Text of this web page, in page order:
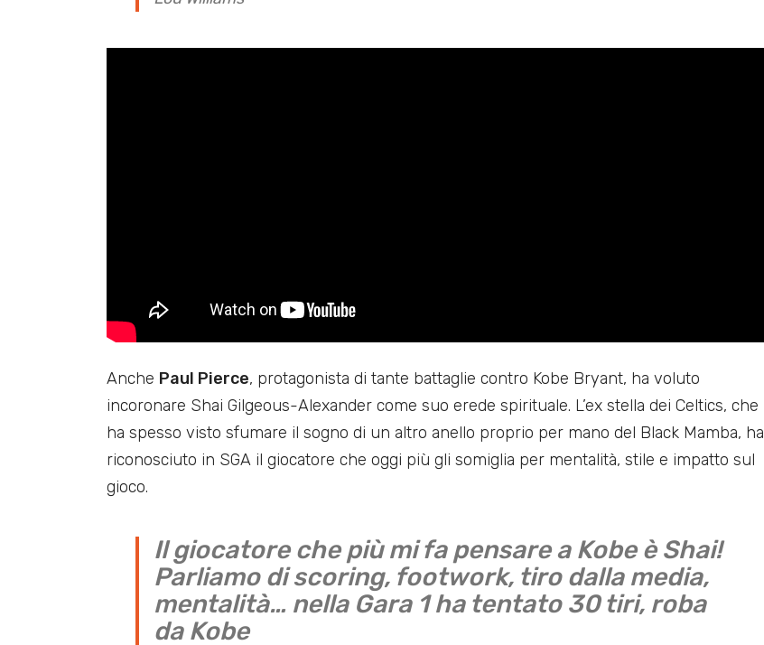
Anche Paul Pierce, protagonista di tante battaglie contro Kobe Bryant, ha voluto
incoronare Shai Gilgeous-Alexander come suo erede spirituale. L’ex stella dei Celtics, che
ha spesso visto sfumare il sogno di un altro anello proprio per mano del Black Mamba, ha
riconosciuto in SGA il giocatore che oggi più gli somiglia per mentalità, stile e impatto sul
gioco.
Il giocatore che più mi fa pensare a Kobe è Shai!
Parliamo di scoring, footwork, tiro dalla media,
mentalità… nella Gara 1 ha tentato 30 tiri, roba
da Kobe